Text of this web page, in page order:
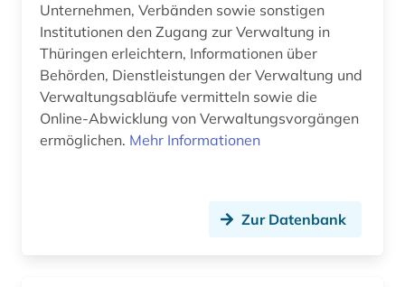
Unternehmen, Verbänden sowie sonstigen
Institutionen den Zugang zur Verwaltung in
Thüringen erleichtern, Informationen über
Behörden, Dienstleistungen der Verwaltung und
Verwaltungsabläufe vermitteln sowie die
Online-Abwicklung von Verwaltungsvorgängen
ermöglichen. Mehr Informationen
Zur Datenbank